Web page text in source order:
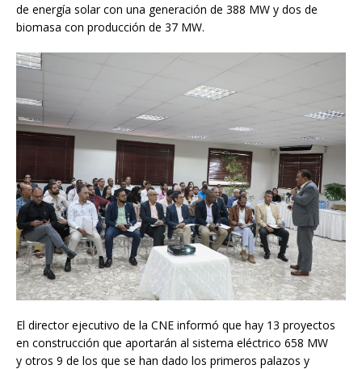
de energía solar con una generación de 388 MW y dos de
biomasa con producción de 37 MW.
El director ejecutivo de la CNE informó que hay 13 proyectos
en construcción que aportarán al sistema eléctrico 658 MW
y otros 9 de los que se han dado los primeros palazos y